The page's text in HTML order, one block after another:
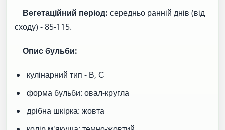
Вегетаційний період: середньо ранній днів (від
сходу) - 85-115.
Опис бульби:
кулінарний тип - В, С
форма бульби: овал-кругла
дрібна шкірка: жовта